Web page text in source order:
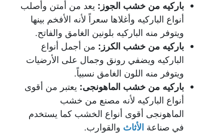
باركيه من خشب الجوز: يعد من أمتن وأصلب
أنواع الباركيه وأغلاها سعراً لأنه الأفخم بينها
ويتوفر منه الباركيه بلونين الغامق والفاتح.
باركيه من خشب الكرز: من أجمل أنواع
الباركيه ويضفي رونق وجمال على الأرضيات
ويتوفر منه اللون الغامق نسبياً.
باركيه من خشب الماهونجى: يعتبر من أقوى
أنواع الباركيه لأنه مصنع من خشب
الماهونجى أقوى أنواع الخشب كما يستخدم
في صناعة الأثاث والقوارب.